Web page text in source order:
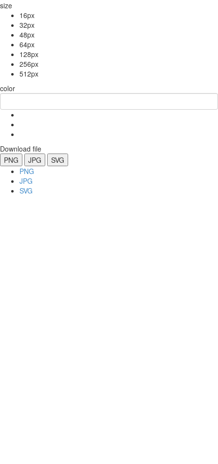
size
16px
32px
48px
64px
128px
256px
512px
color
Download file
PNG
JPG
SVG
PNG
JPG
SVG